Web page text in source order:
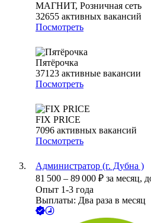
МАГНИТ, Розничная сеть
32655 активных вакансий
Посмотреть
Пятёрочка
37123 активные вакансии
Посмотреть
FIX PRICE
7096 активных вакансий
Посмотреть
Администратор (г. Дубна )
81 500 – 89 000 ₽ за месяц,
Опыт 1-3 года
Выплаты: Два раза в месяц